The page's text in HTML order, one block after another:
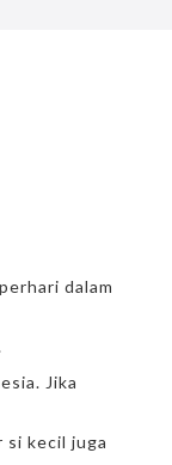
dalam
Jika
si kecil juga